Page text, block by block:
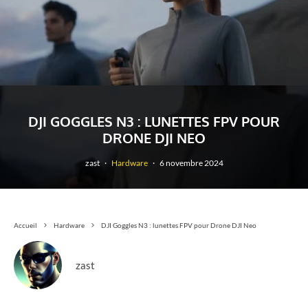
DJI GOGGLES N3 : LUNETTES FPV POUR
DRONE DJI NEO
zast · Hardware · 6 novembre 2024
Accueil Hardware DJI Goggles N3 : lunettes FPV pour Drone DJI Neo
zast